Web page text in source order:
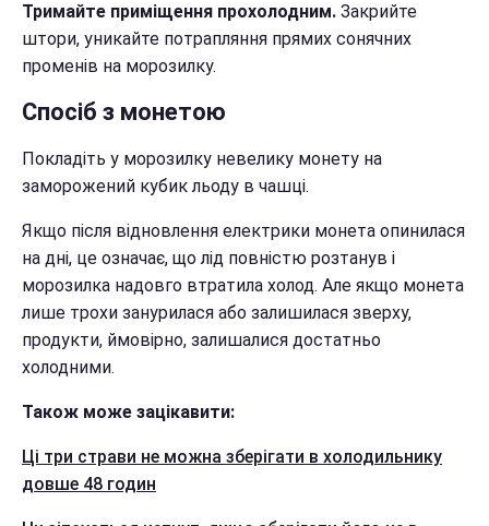
Тримайте приміщення прохолодним. Закрийте
штори, уникайте потрапляння прямих сонячних
променів на морозилку.
Спосіб з монетою
Покладіть у морозилку невелику монету на
заморожений кубик льоду в чашці.
Якщо після відновлення електрики монета опинилася
на дні, це означає, що лід повністю розтанув і
морозилка надовго втратила холод. Але якщо монета
лише трохи занурилася або залишилася зверху,
продукти, ймовірно, залишалися достатньо
холодними.
Також може зацікавити:
Ці три страви не можна зберігати в холодильнику
довше 48 годин